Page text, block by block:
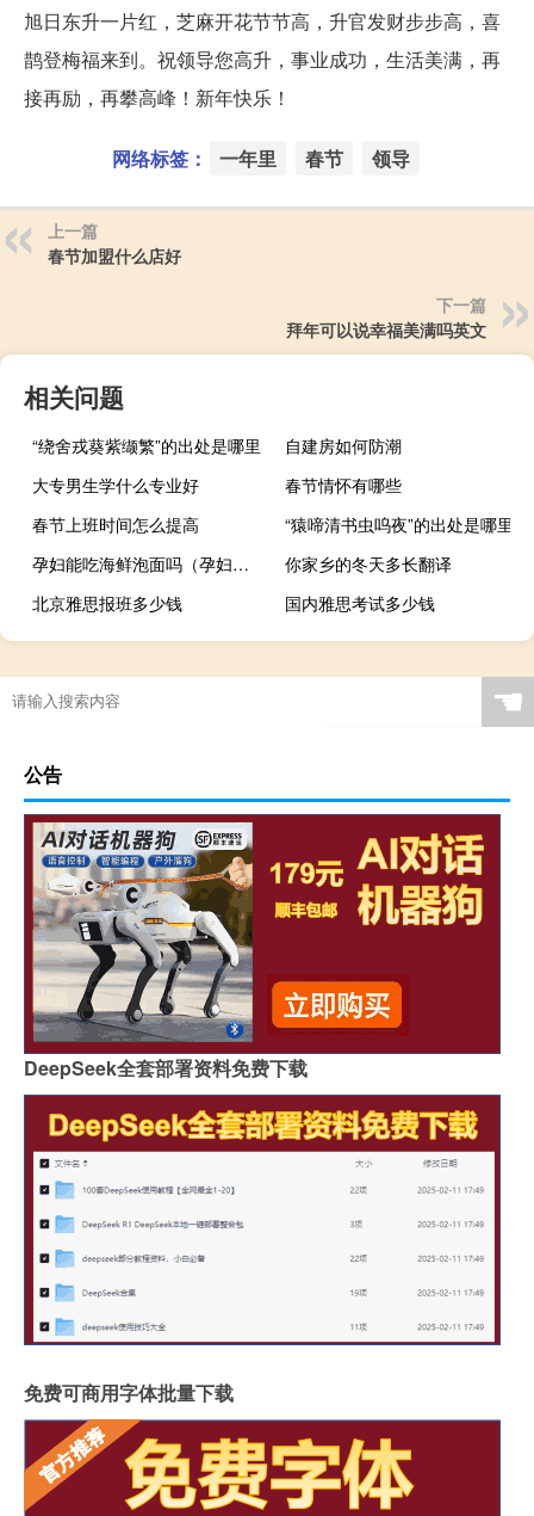
旭日东升一片红，芝麻开花节节高，升官发财步步高，喜
鹊登梅福来到。祝领导您高升，事业成功，生活美满，再
接再励，再攀高峰！新年快乐！
网络标签： 一年里 春节 领导
上一篇
春节加盟什么店好
下一篇
拜年可以说幸福美满吗英文
相关问题
“绕舍戎葵紫缬繁”的出处是哪里
自建房如何防潮
大专男生学什么专业好
春节情怀有哪些
春节上班时间怎么提高
“猿啼清书虫呜夜”的出处是哪里
孕妇能吃海鲜泡面吗（孕妇能吃海鲜嘛）
你家乡的冬天多长翻译
北京雅思报班多少钱
国内雅思考试多少钱
☚
公告
DeepSeek全套部署资料免费下载
免费可商用字体批量下载